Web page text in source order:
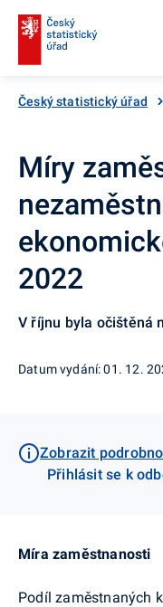
Český statistický úřad
Míry
2022
V říjnu byla očištěná
Datum vydání: 01. 12.
Zobrazit
Přihlásit se k
Míra zaměstnanosti
Podíl zaměstnaných